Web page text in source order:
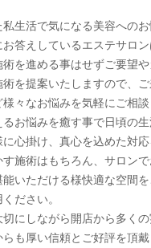
生活で気になる美容への
答えしているエステサロ
を進める事はせずご要望
を提案いたしますので、
々なお悩みを気軽にご相
お悩みを癒す事で日頃の
に心掛け、真心を込めた対
施術はもちろん、サロンで
いただける様快適な空間
ださい。
にしながら開店から多く
も厚い信頼とご好評を頂